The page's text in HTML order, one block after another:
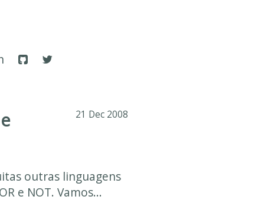
21 Dec 2008
outras linguagens
e NOT. Vamos...